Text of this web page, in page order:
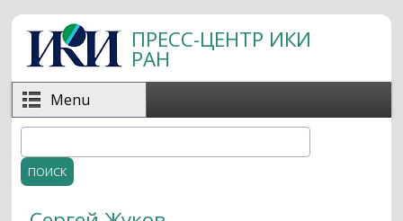
Перейти к основному содержанию
ПРЕСС-ЦЕНТР ИКИ
РАН
Menu
Форма поиска